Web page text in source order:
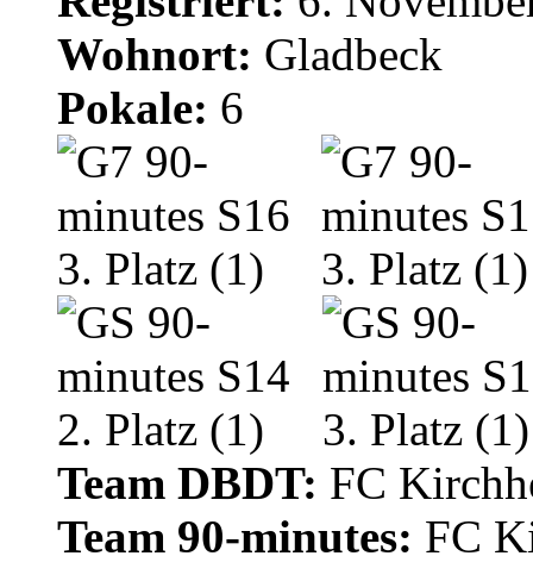
Wohnort: Gladbeck
Pokale: 6
Team DBDT: FC
Team 90-minutes: FC